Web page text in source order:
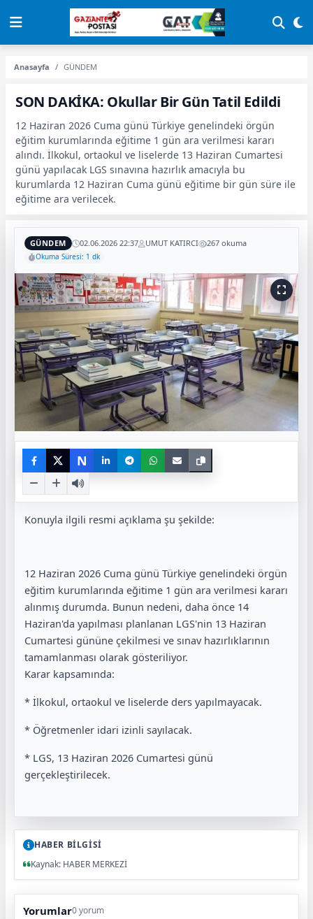
Anasayfa GÜNDEM
SON DAKİKA: Okullar Bir Gün Tatil Edildi
12 Haziran 2026 Cuma günü Türkiye genelindeki örgün
eğitim kurumlarında eğitime 1 gün ara verilmesi kararı
alındı. İlkokul, ortaokul ve liselerde 13 Haziran Cumartesi
günü yapılacak LGS sınavına hazırlık amacıyla bu
kurumlarda 12 Haziran Cuma günü eğitime bir gün süre ile
eğitime ara verilecek.
GÜNDEM 02.06.2026 22:37 UMUT KATIRCI 267 okuma
Okuma Süresi: 1 dk
N
Konuyla ilgili resmi açıklama şu şekilde:
12 Haziran 2026 Cuma günü Türkiye genelindeki örgün
eğitim kurumlarında eğitime 1 gün ara verilmesi kararı
alınmış durumda. Bunun nedeni, daha önce 14
Haziran'da yapılması planlanan LGS'nin 13 Haziran
Cumartesi gününe çekilmesi ve sınav hazırlıklarının
tamamlanması olarak gösteriliyor.
Karar kapsamında:
* İlkokul, ortaokul ve liselerde ders yapılmayacak.
* Öğretmenler idari izinli sayılacak.
* LGS, 13 Haziran 2026 Cumartesi günü
gerçekleştirilecek.
HABER BİLGİSİ
Kaynak: HABER MERKEZİ
Yorumlar0 yorum